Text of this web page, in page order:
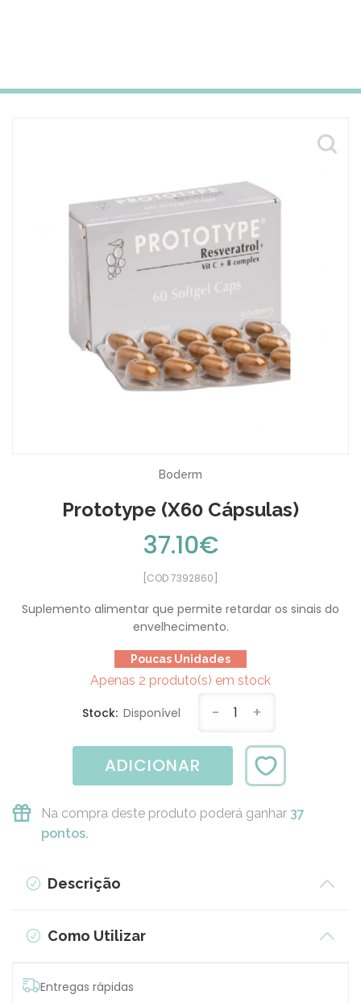
Boderm
Prototype (x60 Cápsulas)
37.10€
[COD 7392860]
Suplemento alimentar que permite retardar os sinais do
envelhecimento.
Poucas Unidades
Apenas 2 produto(s) em stock
Stock: Disponível - 1 +
ADICIONAR
Na compra deste produto poderá ganhar 37
pontos.
Descrição
Como Utilizar
Entregas rápidas